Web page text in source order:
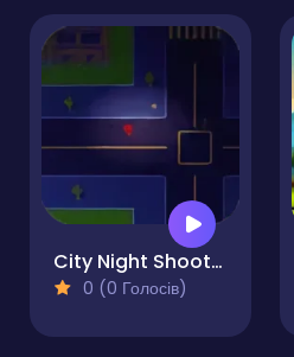
City Night Shooter
0 (0 Голосів)